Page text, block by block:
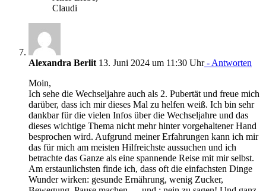
Claudi
Alexandra Berlit 13. Juni 2024 um 11:30 Uhr- Antworten
Moin,
Ich sehe die Wechseljahre auch als 2. Pubertät und freue mich
darüber, dass ich mir dieses Mal zu helfen weiß. Ich bin sehr
dankbar für die vielen Infos über die Wechseljahre und das
dieses wichtige Thema nicht mehr hinter vorgehaltener Hand
besprochen wird. Aufgrund meiner Erfahrungen kann ich mir
das für mich am meisten Hilfreichste aussuchen und ich
betrachte das Ganze als eine spannende Reise mit mir selbst.
Am erstaunlichsten finde ich, dass oft die einfachsten Dinge
Wunder wirken: gesunde Ernährung, wenig Zucker,